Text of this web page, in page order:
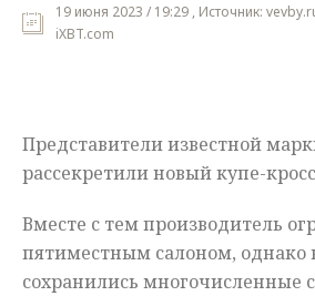
Происшествия
19 июня 2023 / 19:29 , Источник:
iXBT.com
Представители известной
рассекретили новый купе-
Вместе с тем производитель
пятиместным салоном, однако
сохранились многочисленные